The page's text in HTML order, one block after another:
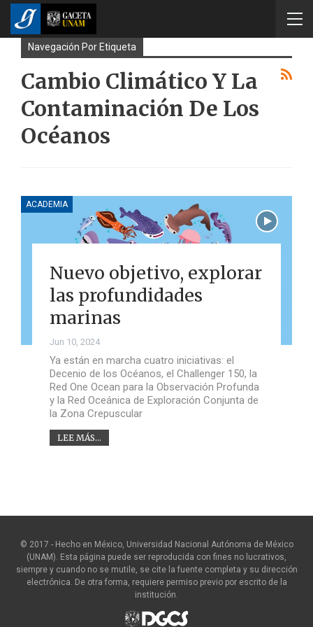
Navegación Por Etiqueta
Cambio Climático Y La
Contaminación De Los
Océanos
ACADEMIA
Nuevo objetivo, explorar
las profundidades
marinas
Jun 10, 2024
Ya están en marcha cuatro iniciativas: el
Decenio de los Océanos, el Challenger 150, la
Red One Ocean para la Observación Profunda
y la Red Oceánica de Exploración Conjunta de
la Zona Crepuscular
LEE MÁS...
© 2017 - Hecho en México, Universidad Nacional Autónoma de México
(UNAM). Esta página puede ser reproducida con fines no lucrativos,
siempre y cuando no se mutile, se cite la fuente completa y su dirección
electrónica. De otra forma, requiere permiso previo por escrito de la
institución.